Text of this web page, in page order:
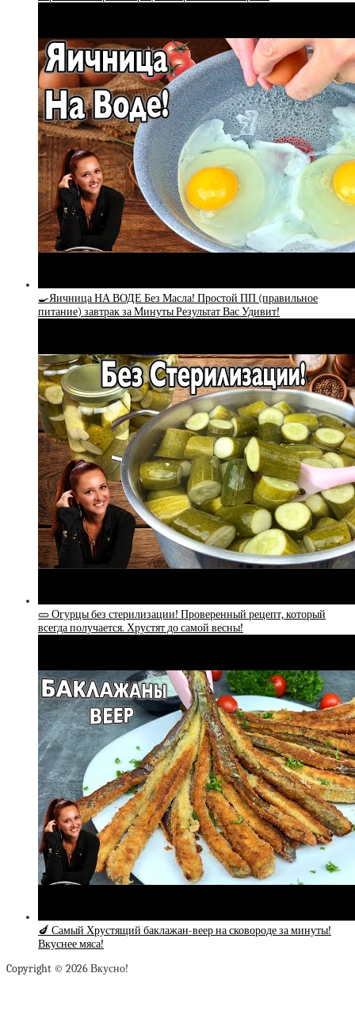
🍳Яичница НА ВОДЕ Без Масла! Простой ПП (правильное
питание) завтрак за Минуты Результат Вас Удивит!
🥒 Огурцы без стерилизации! Проверенный рецепт, который
всегда получается. Хрустят до самой весны!
🍆 Самый Хрустящий баклажан-веер на сковороде за минуты!
Вкуснее мяса!
Copyright © 2026 Вкусно!